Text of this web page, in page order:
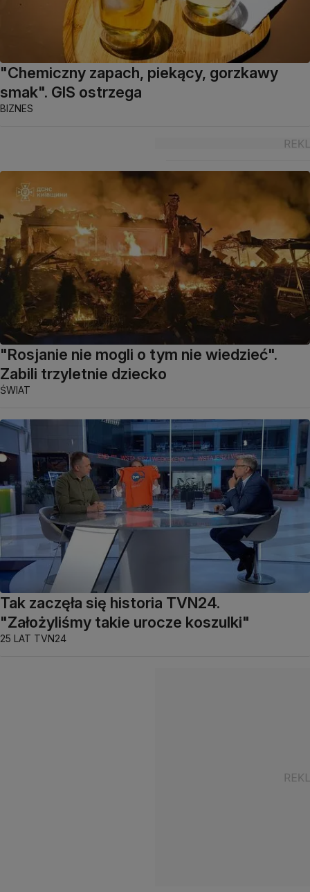
"Chemiczny zapach, piekący, gorzkawy
smak". GIS ostrzega
BIZNES
"Rosjanie nie mogli o tym nie wiedzieć".
Zabili trzyletnie dziecko
ŚWIAT
Tak zaczęła się historia TVN24.
"Założyliśmy takie urocze koszulki"
25 LAT TVN24